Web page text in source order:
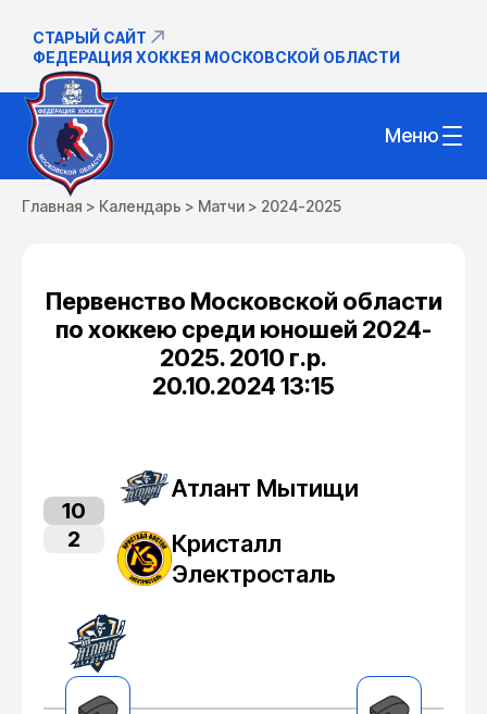
СТАРЫЙ САЙТ
ФЕДЕРАЦИЯ ХОККЕЯ МОСКОВСКОЙ ОБЛАСТИ
Меню
Главная > Календарь > Матчи > 2024-2025
Первенство Московской области
по хоккею среди юношей 2024-
2025. 2010 г.р.
20.10.2024 13:15
Атлант Мытищи
10
2
Кристалл
Электросталь